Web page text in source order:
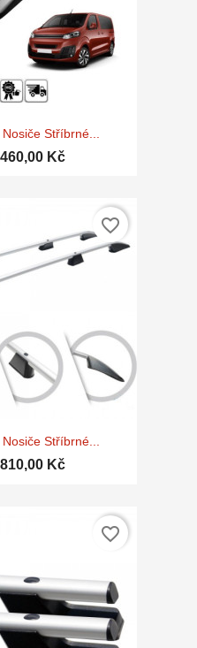
náhled
Stříbrné...
Kč
náhled
Nosiče Stříbrné...
Kč
favorite_border
favorite_border